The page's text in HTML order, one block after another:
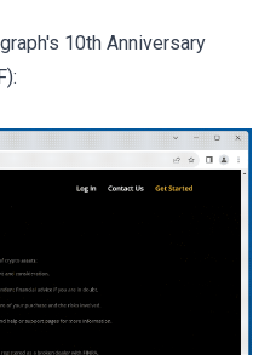
10th Anniversary